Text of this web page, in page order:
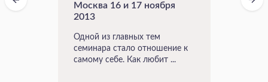
Москва 16 и 17 ноября
2013
Одной из главных тем
семинара стало отношение к
самому себе. Как любит ...